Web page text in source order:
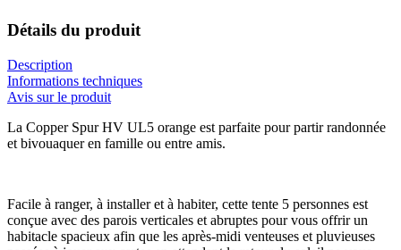
Détails du produit
Description
Informations techniques
Avis sur le produit
La Copper Spur HV UL5 orange est parfaite pour partir randonnée
et bivouaquer en famille ou entre amis.
Facile à ranger, à installer et à habiter, cette tente 5 personnes est
conçue avec des parois verticales et abruptes pour vous offrir un
habitacle spacieux afin que les après-midi venteuses et pluvieuses